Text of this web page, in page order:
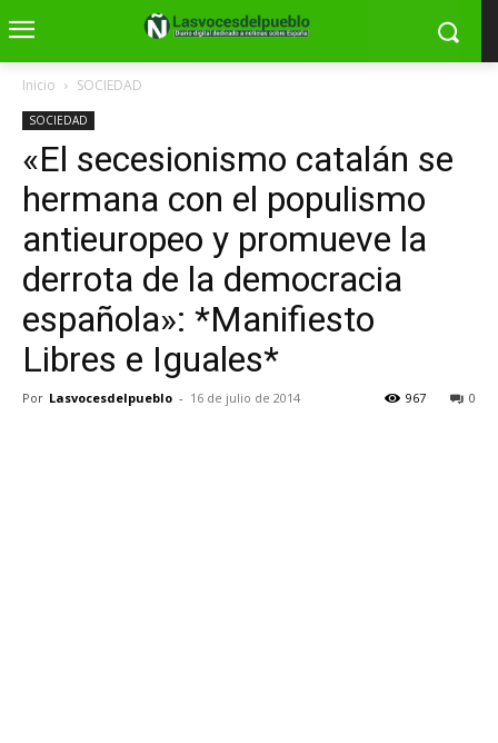
Inicio SOCIEDAD
SOCIEDAD
«El secesionismo catalán se
hermana con el populismo
antieuropeo y promueve la
derrota de la democracia
española»: *Manifiesto
Libres e Iguales*
Por Lasvocesdelpueblo - 16 de julio de 2014 0
967